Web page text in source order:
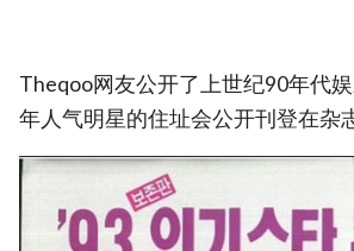
Theqoo网友公开了上世纪90年代
年人气明星的住址会公开刊登在杂